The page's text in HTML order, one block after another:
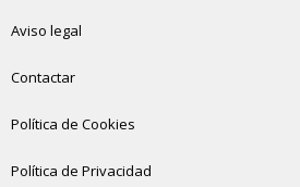
Aviso legal
Contactar
Política de Cookies
Política de Privacidad